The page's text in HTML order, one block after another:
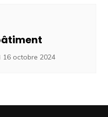
16 octobre 2024